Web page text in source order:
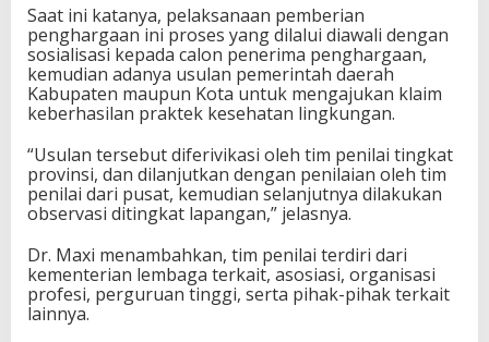
Saat ini katanya, pelaksanaan pemberian
penghargaan ini proses yang dilalui diawali dengan
sosialisasi kepada calon penerima penghargaan,
kemudian adanya usulan pemerintah daerah
Kabupaten maupun Kota untuk mengajukan klaim
keberhasilan praktek kesehatan lingkungan.
“Usulan tersebut diferivikasi oleh tim penilai tingkat
provinsi, dan dilanjutkan dengan penilaian oleh tim
penilai dari pusat, kemudian selanjutnya dilakukan
observasi ditingkat lapangan,” jelasnya.
Dr. Maxi menambahkan, tim penilai terdiri dari
kementerian lembaga terkait, asosiasi, organisasi
profesi, perguruan tinggi, serta pihak-pihak terkait
lainnya.